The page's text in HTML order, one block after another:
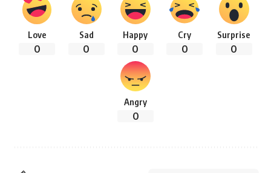
Love
0
Sad
0
Happy
0
Cry
0
Surprise
0
Angry
0